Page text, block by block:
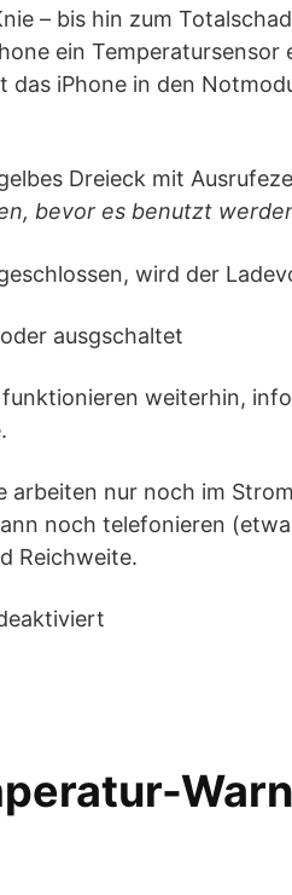
– bis hin zum
ein Temperatursensor
iPhone in den
Dreieck mit
bevor es benutzt
wird der
ausgschaltet
weiterhin,
arbeiten nur noch im
noch telefonieren
Reichweite.